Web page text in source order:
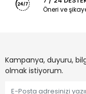
Öneri ve
Kampanya, duyuru,
olmak istiyorum.